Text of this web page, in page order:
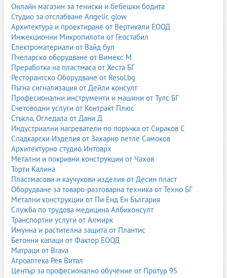
инфекции.
Дихателни упражнения
Те подобряват капацитета на белите дробове, намаляват задуха
и подпомагат по-ефективното дишане. Използват се техники
като диафрагмално дишане, бавно издишване и упражнения с
устни.
Физически упражнения
Умерената физическа активност подобрява издръжливостта,
намалява умората и подпомага работата на сърдечно-съдовата
система. Програмите се изготвят индивидуално според
състоянието на пациента.
Инхалационна терапия
Използват се инхалатори, небулизатори и специални
медикаменти, които достигат директно до дихателните пътища.
Обучение и консултации
Пациентите се обучават как да разпознават симптоми, как да
използват инхалаторни устройства и как да предотвратяват
обостряния.
Кога да потърсим пулмолог?
Онлайн магазин за тениски и бебешки бодита
Студио за отслабване Angelic glow
Архитектура и проектиране от Вертикали ЕООД
Инжекционни Микропилоти от Геостабил
Електроматериали от Вайд бул
Пчеларско оборудване от Вимекс М
Преработка на пластмаса от Хеста БГ
Ресторантско Оборудване от Resol.bg
Пътна сигнализация от Дейли консулт
Професионални инструменти и машини от Тулс БГ
Счетоводни услуги от Контракт Плюс
Стъкла, Огледала от Дани Д
Индустриални нагреватели по поръчка от Сираков С
Сладкарски Изделия от Захарно петле Самоков
Архитектурно студио Интоарх
Метални и покривни конструкции от Чахов
Торти Калина
Пластмасови и каучукови изделия от Десин пласт
Оборудване за товаро-разтоварна техника от Техно БГ
Метални конструкции от Пи Енд Ен България
Служба по трудова медицина Албиконсулт
Транспортни услуги от Алмирк
Имунна и растителна защита от Плантис
Бетонни капаци от Фактор ЕООД
Матраци от Brava
Агроаптека Рея Витал
Център за професионално обучение от Протур 95